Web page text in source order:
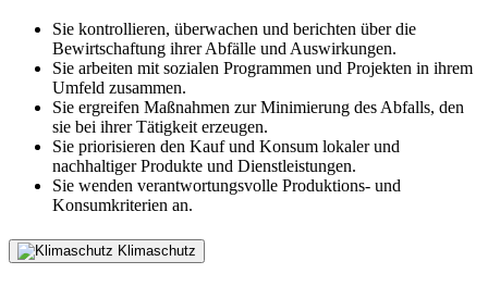
Sie kontrollieren, überwachen und berichten über die
Bewirtschaftung ihrer Abfälle und Auswirkungen.
Sie arbeiten mit sozialen Programmen und Projekten in ihrem
Umfeld zusammen.
Sie ergreifen Maßnahmen zur Minimierung des Abfalls, den
sie bei ihrer Tätigkeit erzeugen.
Sie priorisieren den Kauf und Konsum lokaler und
nachhaltiger Produkte und Dienstleistungen.
Sie wenden verantwortungsvolle Produktions- und
Konsumkriterien an.
Klimaschutz